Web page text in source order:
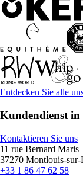
Entdecken Sie alle
Kundendienst
Kontaktieren Sie uns
11 rue Bernard Maris
37270 Montlouis-
+33 1 86 47 62 58